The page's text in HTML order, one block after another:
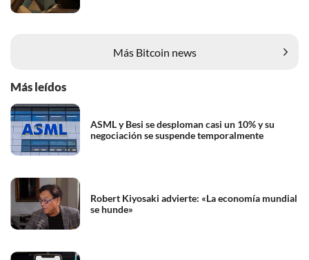
Más Bitcoin news
Más leídos
ASML y Besi se desploman casi un 10% y su
negociación se suspende temporalmente
Robert Kiyosaki advierte: «La economía mundial
se hunde»